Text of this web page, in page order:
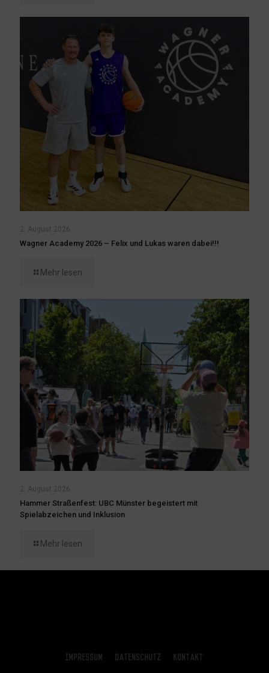
2. August 2026
Wagner Academy 2026 – Felix und Lukas waren dabei!!!
Mehr lesen
2. August 2026
Hammer Straßenfest: UBC Münster begeistert mit
Spielabzeichen und Inklusion
Mehr lesen
Impressum Datenschutz Kontakt